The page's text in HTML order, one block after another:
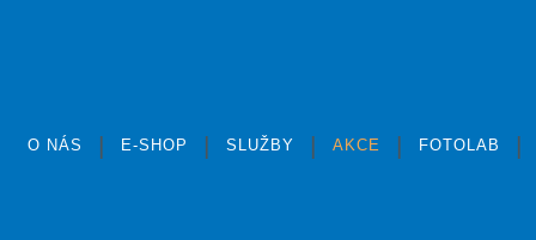
O NÁS | E-SHOP | SLUŽBY | AKCE | FOTOLAB |